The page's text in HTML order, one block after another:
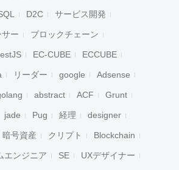
D2C サービス開発
ー ブロックチェーン
EC-CUBE ECCUBE
リーダー google Adsense
abstract ACF Grunt
jade Pug 経理 designer
暗号資産 クリプト Blockchain
エンジニア SE UXデザイナー